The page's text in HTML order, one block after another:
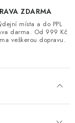
ZDARMA
místa a do PPL
darma. Od 999 Kč
veškerou dopravu.